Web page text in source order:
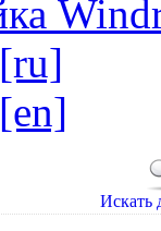
Искать